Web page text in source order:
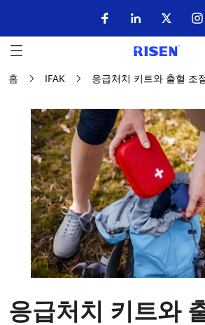
홈 IFAK 응급처치 키트와 출혈 조
응급처치 키트와